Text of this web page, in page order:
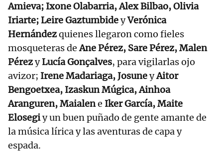
Amieva; Ixone Olabarria, Alex Bilbao, Olivia
Iriarte; Leire GaztumbideyVerónica
Hernándezquienes llegaron como fieles
mosqueteras deAne Pérez, Sare Pérez, Malen
PérezyLucía Gonçalves, para vigilarlas ojo
avizor; Irene Madariaga, JosuneyAitor
Bengoetxea, Izaskun Múgica, Ainhoa
Aranguren, Maialene Iker García, Maite
Elosegiy un buen puñado de gente amante de
la música lírica y las aventuras de capa y
espada.